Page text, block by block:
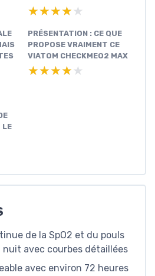
★★★★★
★★★★★
PRÉSENTATION : CE QUE
PROPOSE VRAIMENT CE
VIATOM CHECKMEO2 MAX
★★★★★
★★★★★
LE
de la SpO2 et du pouls
avec courbes détaillées
avec environ 72 heures